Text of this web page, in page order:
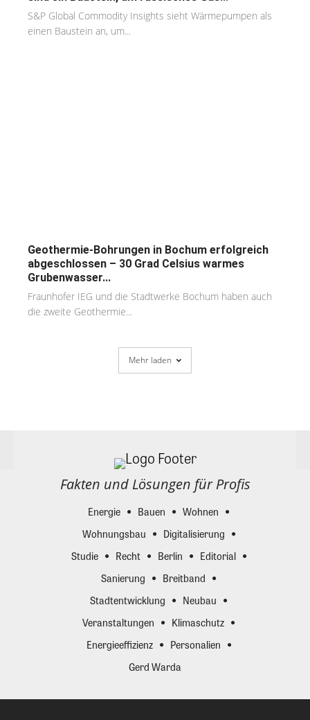
S&P Global Commodity Insights sieht Wärmepumpen als
einen Baustein an, um...
Geothermie-Bohrungen in Bochum erfolgreich
abgeschlossen – 30 Grad Celsius warmes
Grubenwasser...
Fraunhofer IEG und die Stadtwerke Bochum haben auch
die zweite Geothermie...
Mehr laden
Fakten und Lösungen für Profis
Energie Bauen
Wohnen
Wohnungsbau
Digitalisierung
Studie
Recht Berlin
Editorial
Sanierung
Breitband
Stadtentwicklung
Neubau
Veranstaltungen
Klimaschutz
Energieeffizienz
Personalien
Gerd Warda